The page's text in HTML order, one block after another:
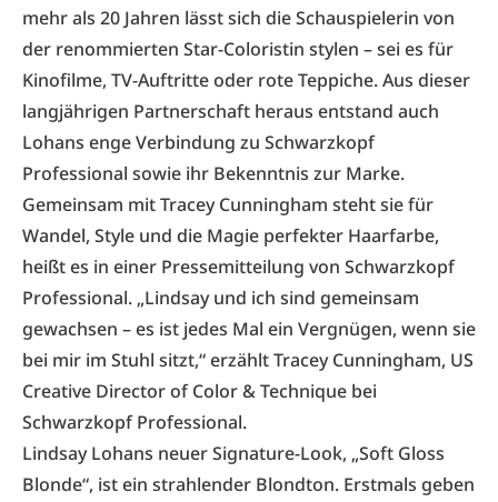
mehr als 20 Jahren lässt sich die Schauspielerin von
der renommierten Star-Coloristin stylen – sei es für
Kinofilme, TV-Auftritte oder rote Teppiche. Aus dieser
langjährigen Partnerschaft heraus entstand auch
Lohans enge Verbindung zu Schwarzkopf
Professional sowie ihr Bekenntnis zur Marke.
Gemeinsam mit Tracey Cunningham steht sie für
Wandel, Style und die Magie perfekter Haarfarbe,
heißt es in einer Pressemitteilung von Schwarzkopf
Professional. „Lindsay und ich sind gemeinsam
gewachsen – es ist jedes Mal ein Vergnügen, wenn sie
bei mir im Stuhl sitzt,“ erzählt Tracey Cunningham, US
Creative Director of Color & Technique bei
Schwarzkopf Professional.
Lindsay Lohans neuer Signature-Look, „Soft Gloss
Blonde“, ist ein strahlender Blondton. Erstmals geben